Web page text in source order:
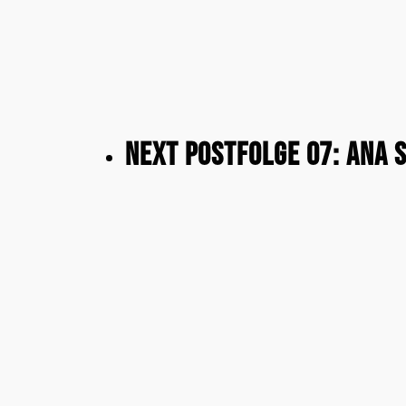
Next PostFolge 07: Ana